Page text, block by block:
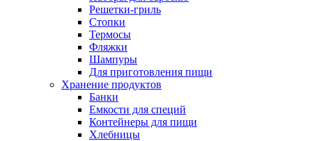
Решетки-гриль
Стопки
Термосы
Фляжки
Шампуры
Для приготовления пищи
Хранение продуктов
Банки
Емкости для специй
Контейнеры для пищи
Хлебницы